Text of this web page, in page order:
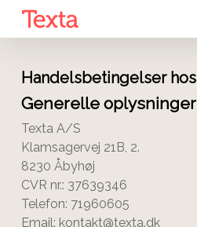
Skip
Handelsbetingelser hos
Generelle oplysninger
Texta A/S
Klamsagervej 21B, 2.
8230 Åbyhøj
CVR nr.: 37639346
Telefon: 71960605
Email: kontakt@texta.dk